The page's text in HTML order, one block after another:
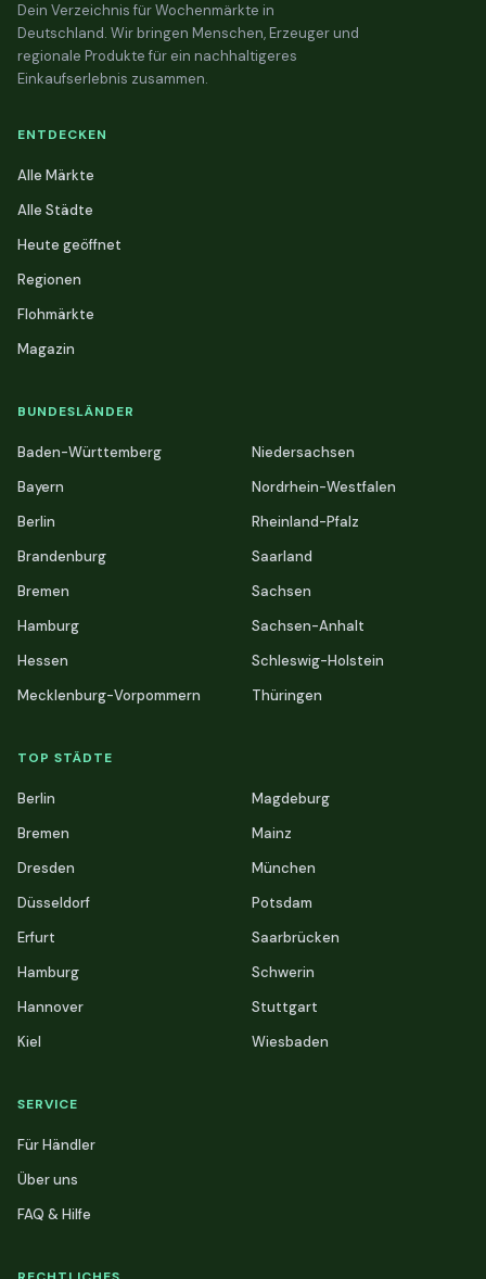
Dein Verzeichnis für Wochenmärkte in
Deutschland. Wir bringen Menschen, Erzeuger und
regionale Produkte für ein nachhaltigeres
Einkaufserlebnis zusammen.
ENTDECKEN
Alle Märkte
Alle Städte
Heute geöffnet
Regionen
Flohmärkte
Magazin
BUNDESLÄNDER
Baden-Württemberg
Bayern
Berlin
Brandenburg
Bremen
Hamburg
Hessen
Mecklenburg-Vorpommern
Niedersachsen
Nordrhein-Westfalen
Rheinland-Pfalz
Saarland
Sachsen
Sachsen-Anhalt
Schleswig-Holstein
Thüringen
TOP STÄDTE
Berlin
Bremen
Dresden
Düsseldorf
Erfurt
Hamburg
Hannover
Kiel
Magdeburg
Mainz
München
Potsdam
Saarbrücken
Schwerin
Stuttgart
Wiesbaden
SERVICE
Für Händler
Über uns
FAQ & Hilfe